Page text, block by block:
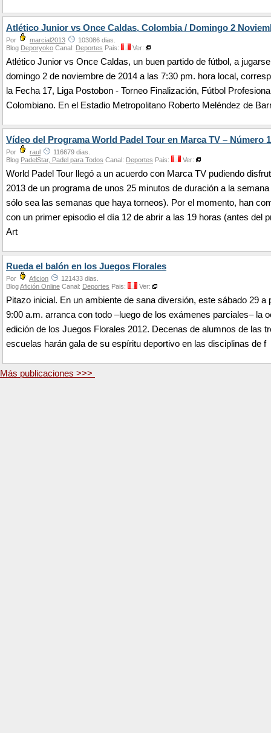
Atlético Junior vs Once Caldas, Colombia / Domingo 2
Por marcial2013
103086 dias.
Blog Deporyoko Canal: Deportes Pais: Ver:
Atlético Junior vs Once Caldas, un buen partido de fútbol, a
domingo 2 de noviembre de 2014 a las 7:30 pm. hora local,
la Fecha 17, Liga Postobon - Torneo Finalización, Fútbol
Colombiano. En el Estadio Metropolitano Roberto Meléndez de
Vídeo del Programa World Padel Tour en Marca TV – Número 1
Por raul
116679 dias.
Blog PadelStar, Padel para Todos Canal: Deportes Pais: Ver:
World Padel Tour llegó a un acuerdo con Marca TV pudiendo
2013 de un programa de unos 25 minutos de duración a la
sólo sea las semanas que haya torneos). Por el momento, han
con un primer episodio el día 12 de abrir a las 19 horas (antes del
Art
Rueda el balón en los Juegos Florales
Por Aficion
121433 dias.
BlogAfición Online Canal: Deportes Pais: Ver:
Pitazo inicial. En un ambiente de sana diversión, este sábado 29 a
9:00 a.m. arranca con todo –luego de los exámenes parciales– la
edición de los Juegos Florales 2012. Decenas de alumnos de las
escuelas harán gala de su espíritu deportivo en las disciplinas de f
Más publicaciones >>>